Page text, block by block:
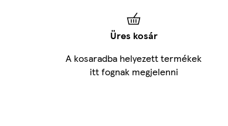
Üres kosár
A kosaradba helyezett termékek
itt fognak megjelenni